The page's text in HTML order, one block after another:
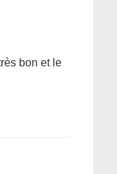
bon et le